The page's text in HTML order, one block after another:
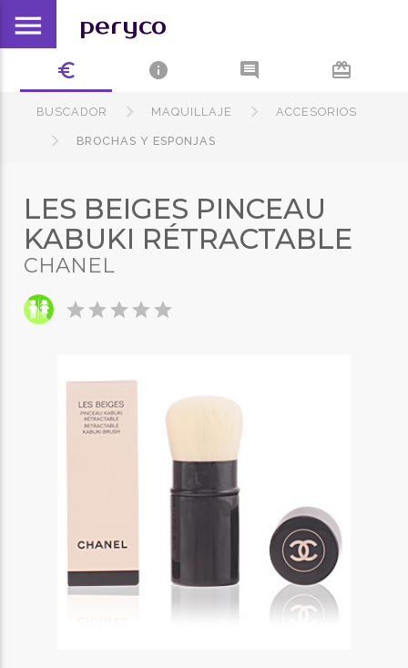
menu peryco
euro_symbol info comment card_giftcard
BUSCADOR MAQUILLAJE ACCESORIOS
BROCHAS Y ESPONJAS
LES BEIGES PINCEAU
KABUKI RÉTRACTABLE
CHANEL
starstarstarstarstar